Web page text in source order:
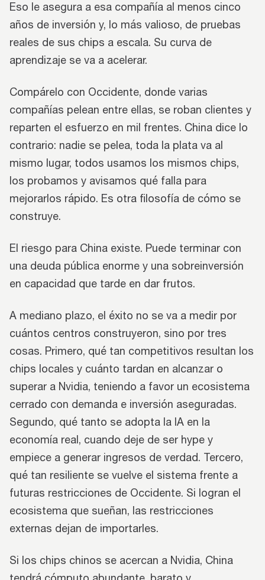
Eso le asegura a esa compañía al menos cinco
años de inversión y, lo más valioso, de pruebas
reales de sus chips a escala. Su curva de
aprendizaje se va a acelerar.
Compárelo con Occidente, donde varias
compañías pelean entre ellas, se roban clientes y
reparten el esfuerzo en mil frentes. China dice lo
contrario: nadie se pelea, toda la plata va al
mismo lugar, todos usamos los mismos chips,
los probamos y avisamos qué falla para
mejorarlos rápido. Es otra filosofía de cómo se
construye.
El riesgo para China existe. Puede terminar con
una deuda pública enorme y una sobreinversión
en capacidad que tarde en dar frutos.
A mediano plazo, el éxito no se va a medir por
cuántos centros construyeron, sino por tres
cosas. Primero, qué tan competitivos resultan los
chips locales y cuánto tardan en alcanzar o
superar a Nvidia, teniendo a favor un ecosistema
cerrado con demanda e inversión aseguradas.
Segundo, qué tanto se adopta la IA en la
economía real, cuando deje de ser hype y
empiece a generar ingresos de verdad. Tercero,
qué tan resiliente se vuelve el sistema frente a
futuras restricciones de Occidente. Si logran el
ecosistema que sueñan, las restricciones
externas dejan de importarles.
Si los chips chinos se acercan a Nvidia, China